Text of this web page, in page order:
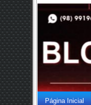
Página Inicial